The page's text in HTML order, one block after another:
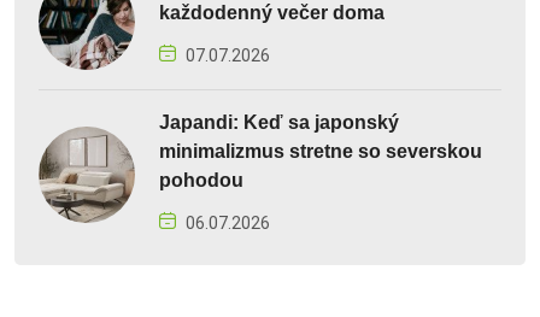
každodenný večer doma
07.07.2026
Japandi: Keď sa japonský
minimalizmus stretne so severskou
pohodou
06.07.2026